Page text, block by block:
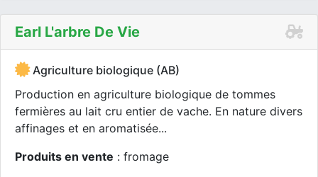
Earl L'arbre De Vie
Agriculture biologique (AB)
Production en agriculture biologique de tommes
fermières au lait cru entier de vache. En nature divers
affinages et en aromatisée...
Produits en vente : fromage